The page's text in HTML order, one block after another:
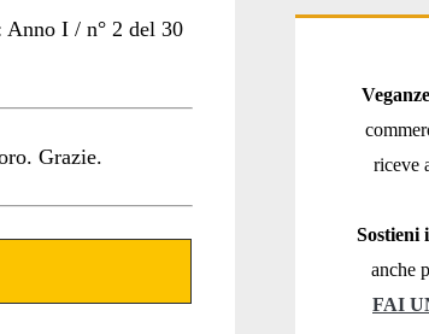
Anno I / n° 2 del 30
Grazie.
riceve
Sostieni
anche
FAI